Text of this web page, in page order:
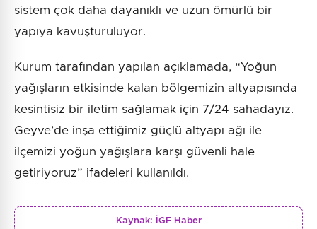
sistem çok daha dayanıklı ve uzun ömürlü bir
yapıya kavuşturuluyor.
Kurum tarafından yapılan açıklamada, “Yoğun
yağışların etkisinde kalan bölgemizin altyapısında
kesintisiz bir iletim sağlamak için 7/24 sahadayız.
Geyve’de inşa ettiğimiz güçlü altyapı ağı ile
ilçemizi yoğun yağışlara karşı güvenli hale
getiriyoruz” ifadeleri kullanıldı.
Kaynak: İGF Haber